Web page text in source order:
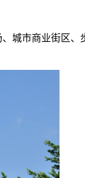
城市商业街区